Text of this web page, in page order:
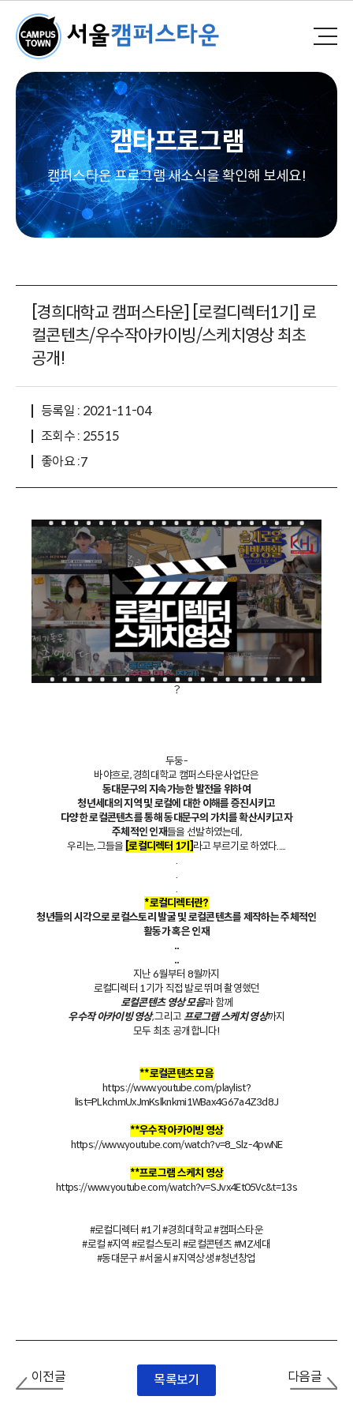
캠타프로그램
캠퍼스타운 프로그램 새소식을 확인해 보세요!
[경희대학교 캠퍼스타운] [로컬디렉터1기] 로
컬콘텐츠/우수작아카이빙/스케치영상 최초
공개!
등록일 : 2021-11-04
조회수 : 25515
좋아요 :7
？
두둥-
바야흐로, 경희대학교 캠퍼스타운사업단은
동대문구의 지속가능한 발전을 위하여
청년세대의 지역 및 로컬에 대한 이해를 증진시키고
다양한 로컬콘텐츠를 통해 동대문구의 가치를 확산시키고자
주체적인 인재들을 선발하였는데,
우리는, 그들을 [로컬디렉터 1기]라고 부르기로 하였다.....
.
.
.
*로컬디렉터란?
청년들의 시각으로 로컬스토리 발굴 및 로컬콘텐츠를 제작하는 주체적인
활동가 혹은 인재
..
..
지난 6월부터 8월까지
로컬디렉터 1기가 직접 발로 뛰며 촬영했던
로컬콘텐츠 영상 모음과 함께
우수작 아카이빙 영상, 그리고프로그램 스케치 영상까지
모두 최초 공개합니다!
**로컬콘텐츠 모음
https://www.youtube.com/playlist?
list=PLkchmUxJmKslknkmi1WBax4G67a4Z3d8J
**우수작 아카이빙 영상
https://www.youtube.com/watch?v=8_Slz-4pwNE
**프로그램 스케치 영상
https://www.youtube.com/watch?v=SJvx4Et05Vc&t=13s
#로컬디렉터 #1기 #경희대학교 #캠퍼스타운
#로컬 #지역 #로컬스토리 #로컬콘텐츠 #MZ세대
#동대문구 #서울시 #지역상생 #청년창업
이전글 목록보기 다음글